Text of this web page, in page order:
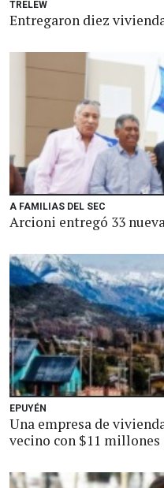
TRELEW
Entregaron diez
A FAMILIAS DEL SEC
Arcioni entregó 33
EPUYÉN
Una empresa de
vecino con $11 millones